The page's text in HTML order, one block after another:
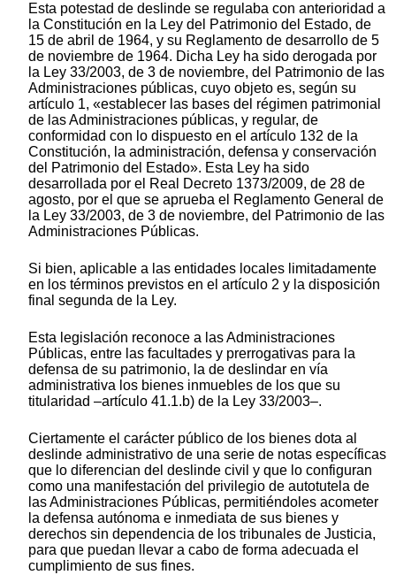
Esta potestad de deslinde se regulaba con anterioridad a
la Constitución en la Ley del Patrimonio del Estado, de
15 de abril de 1964, y su Reglamento de desarrollo de 5
de noviembre de 1964. Dicha Ley ha sido derogada por
la Ley 33/2003, de 3 de noviembre, del Patrimonio de las
Administraciones públicas, cuyo objeto es, según su
artículo 1, «establecer las bases del régimen patrimonial
de las Administraciones públicas, y regular, de
conformidad con lo dispuesto en el artículo 132 de la
Constitución, la administración, defensa y conservación
del Patrimonio del Estado». Esta Ley ha sido
desarrollada por el Real Decreto 1373/2009, de 28 de
agosto, por el que se aprueba el Reglamento General de
la Ley 33/2003, de 3 de noviembre, del Patrimonio de las
Administraciones Públicas.
Si bien, aplicable a las entidades locales limitadamente
en los términos previstos en el artículo 2 y la disposición
final segunda de la Ley.
Esta legislación reconoce a las Administraciones
Públicas, entre las facultades y prerrogativas para la
defensa de su patrimonio, la de deslindar en vía
administrativa los bienes inmuebles de los que su
titularidad –artículo 41.1.b) de la Ley 33/2003–.
Ciertamente el carácter público de los bienes dota al
deslinde administrativo de una serie de notas específicas
que lo diferencian del deslinde civil y que lo configuran
como una manifestación del privilegio de autotutela de
las Administraciones Públicas, permitiéndoles acometer
la defensa autónoma e inmediata de sus bienes y
derechos sin dependencia de los tribunales de Justicia,
para que puedan llevar a cabo de forma adecuada el
cumplimiento de sus fines.